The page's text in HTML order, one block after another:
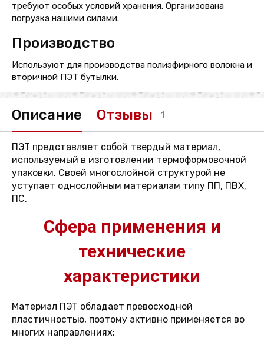
требуют особых условий хранения. Организована
погрузка нашими силами.
Производство
Используют для производства полиэфирного волокна и
вторичной ПЭТ бутылки.
Описание Отзывы 1
ПЭТ представляет собой твердый материал,
используемый в изготовлении термоформовочной
упаковки. Своей многослойной структурой не
уступает однослойным материалам типу ПП, ПВХ,
ПС.
Сфера применения и
технические
характеристики
Материал ПЭТ обладает превосходной
пластичностью, поэтому активно применяется во
многих направлениях: